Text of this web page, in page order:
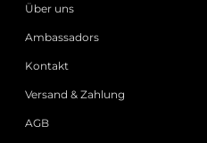
Über uns
Ambassadors
Kontakt
Versand & Zahlung
AGB